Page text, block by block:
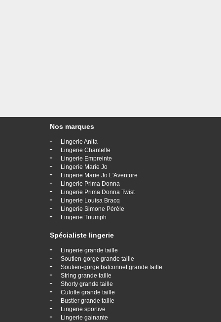
Nos marques
- Lingerie Anita
- Lingerie Chantelle
- Lingerie Empreinte
- Lingerie Marie Jo
- Lingerie Marie Jo L'Aventure
- Lingerie Prima Donna
- Lingerie Prima Donna Twist
- Lingerie Louisa Bracq
- Lingerie Simone Pérèle
- Lingerie Triumph
Spécialiste lingerie
- Lingerie grande taille
- Soutien-gorge grande taille
- Soutien-gorge balconnet grande taille
- String grande taille
- Shorty grande taille
- Culotte grande taille
- Bustier grande taille
- Lingerie sportive
- Lingerie gainante